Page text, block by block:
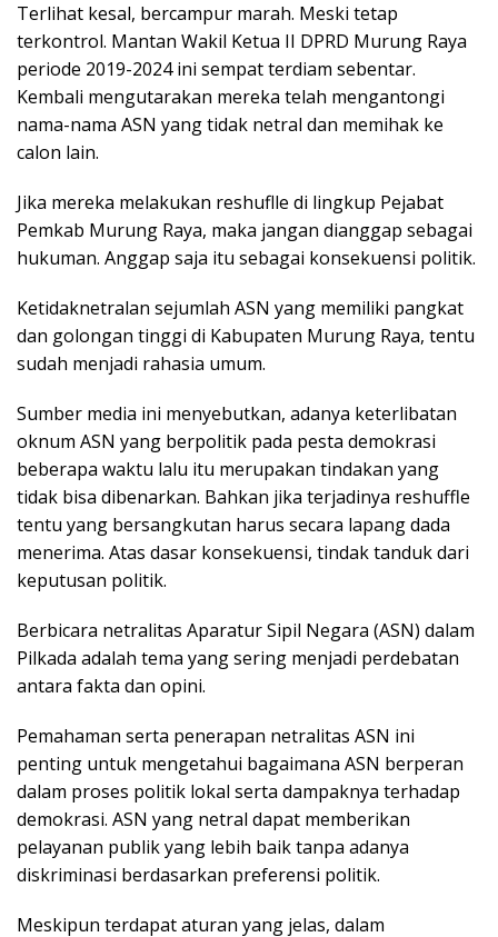
Terlihat kesal, bercampur marah. Meski tetap
terkontrol. Mantan Wakil Ketua II DPRD Murung Raya
periode 2019-2024 ini sempat terdiam sebentar.
Kembali mengutarakan mereka telah mengantongi
nama-nama ASN yang tidak netral dan memihak ke
calon lain.
Jika mereka melakukan reshuflle di lingkup Pejabat
Pemkab Murung Raya, maka jangan dianggap sebagai
hukuman. Anggap saja itu sebagai konsekuensi politik.
Ketidaknetralan sejumlah ASN yang memiliki pangkat
dan golongan tinggi di Kabupaten Murung Raya, tentu
sudah menjadi rahasia umum.
Sumber media ini menyebutkan, adanya keterlibatan
oknum ASN yang berpolitik pada pesta demokrasi
beberapa waktu lalu itu merupakan tindakan yang
tidak bisa dibenarkan. Bahkan jika terjadinya reshuffle
tentu yang bersangkutan harus secara lapang dada
menerima. Atas dasar konsekuensi, tindak tanduk dari
keputusan politik.
Berbicara netralitas Aparatur Sipil Negara (ASN) dalam
Pilkada adalah tema yang sering menjadi perdebatan
antara fakta dan opini.
Pemahaman serta penerapan netralitas ASN ini
penting untuk mengetahui bagaimana ASN berperan
dalam proses politik lokal serta dampaknya terhadap
demokrasi. ASN yang netral dapat memberikan
pelayanan publik yang lebih baik tanpa adanya
diskriminasi berdasarkan preferensi politik.
Meskipun terdapat aturan yang jelas, dalam